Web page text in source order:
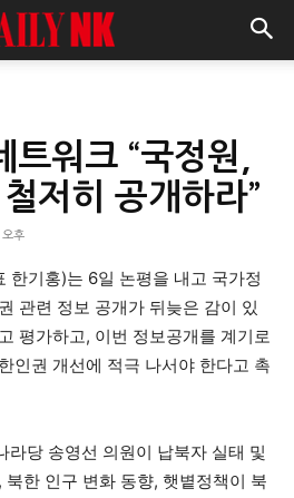
워크 “국정원,
저히 공개하라”
후
한기홍)는 6일 논평을 내고 국가정
관련 정보 공개가 뒤늦은 감이 있
평가하고, 이번 정보공개를 계기로
인권 개선에 적극 나서야 한다고 촉
라당 송영선 의원이 납북자 실태 및
한 인구 변화 동향, 햇볕정책이 북